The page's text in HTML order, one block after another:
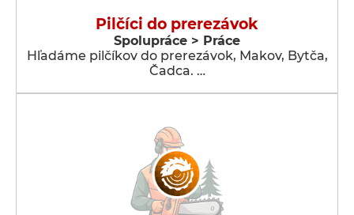
Pilčíci do prerezávok
Spolupráce > Práce
Hľadáme pilčíkov do prerezávok, Makov, Bytča,
Čadca. …